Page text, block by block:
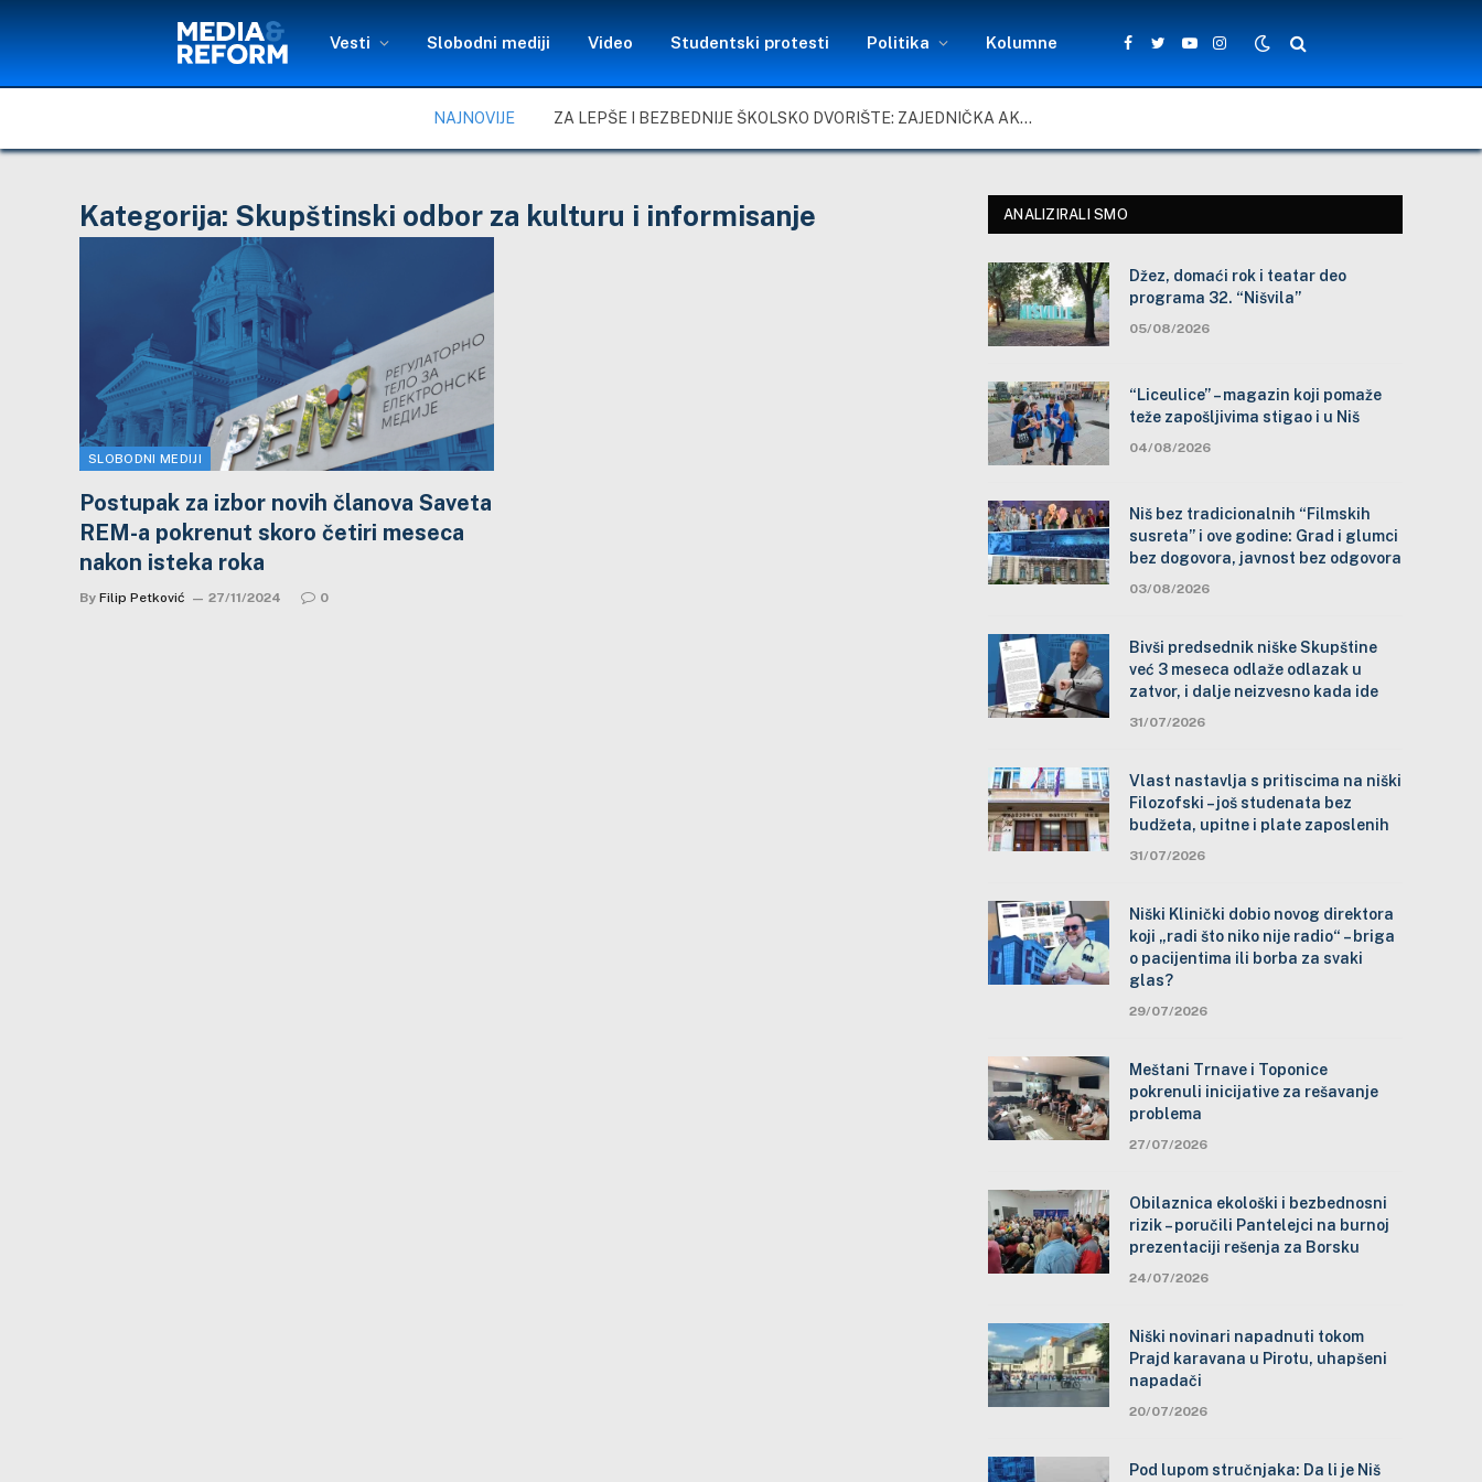
Vesti Slobodni mediji Video Studentski protesti Politika Kolumne
Facebook
TwitterYouTubeInstagram
NAJNOVIJE ZA LEPŠE I BEZBEDNIJE ŠKOLSKO DVORIŠTE: ZAJEDNIČKA AKCIJA MEŠTANA, NASTAVNIKA I ĐAKA U SELU VLASE KOD VRANJA
Kategorija: Skupštinski odbor za kulturu i informisanje
SLOBODNI MEDIJI
Postupak za izbor novih članova Saveta
REM-a pokrenut skoro četiri meseca
nakon isteka roka
By Filip Petković 27/11/2024 0
ANALIZIRALI SMO
Džez, domaći rok i teatar deo
programa 32. “Nišvila”
05/08/2026
“Liceulice” – magazin koji pomaže
teže zapošljivima stigao i u Niš
04/08/2026
Niš bez tradicionalnih “Filmskih
susreta” i ove godine: Grad i glumci
bez dogovora, javnost bez odgovora
03/08/2026
Bivši predsednik niške Skupštine
već 3 meseca odlaže odlazak u
zatvor, i dalje neizvesno kada ide
31/07/2026
Vlast nastavlja s pritiscima na niški
Filozofski – još studenata bez
budžeta, upitne i plate zaposlenih
31/07/2026
Niški Klinički dobio novog direktora
koji „radi što niko nije radio“ – briga
o pacijentima ili borba za svaki
glas?
29/07/2026
Meštani Trnave i Toponice
pokrenuli inicijative za rešavanje
problema
27/07/2026
Obilaznica ekološki i bezbednosni
rizik – poručili Pantelejci na burnoj
prezentaciji rešenja za Borsku
24/07/2026
Niški novinari napadnuti tokom
Prajd karavana u Pirotu, uhapšeni
napadači
20/07/2026
Pod lupom stručnjaka: Da li je Niš